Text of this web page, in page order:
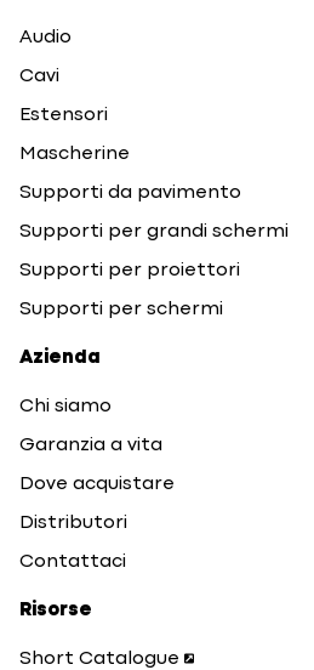
Audio
Cavi
Estensori
Mascherine
Supporti da pavimento
Supporti per grandi schermi
Supporti per proiettori
Supporti per schermi
Azienda
Chi siamo
Garanzia a vita
Dove acquistare
Distributori
Contattaci
Risorse
Short Catalogue